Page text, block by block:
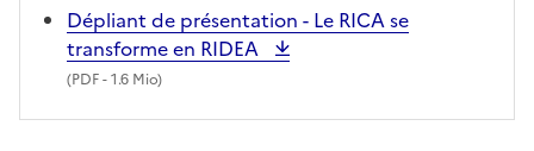
Dépliant de présentation - Le RICA se
transforme en RIDEA
(PDF- 1.6 Mio)